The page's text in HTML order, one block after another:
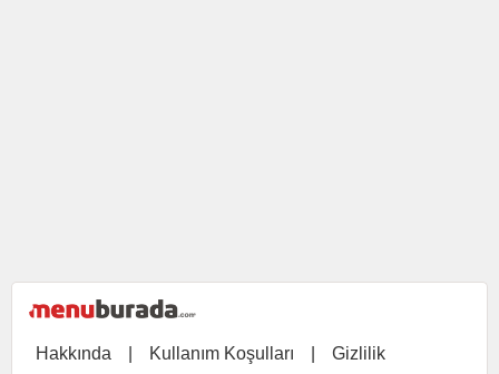
Hakkında Kullanım Koşulları Gizlilik